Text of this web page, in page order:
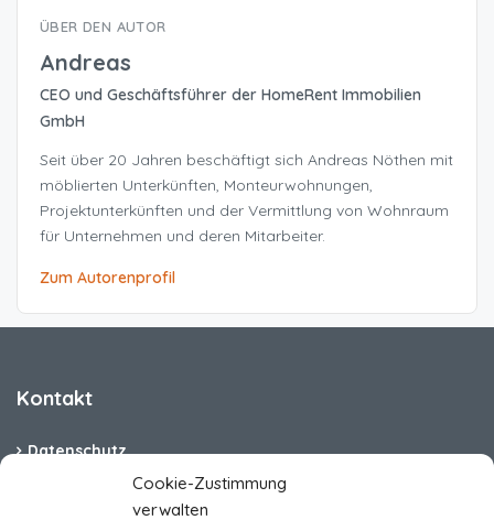
Cookie-Zustimmung
verwalten
ÜBER DEN AUTOR
Andreas
CEO und Geschäftsführer der HomeRent Immobilien
GmbH
Seit über 20 Jahren beschäftigt sich Andreas Nöthen mit
möblierten Unterkünften, Monteurwohnungen,
Projektunterkünften und der Vermittlung von Wohnraum
für Unternehmen und deren Mitarbeiter.
Zum Autorenprofil
Kontakt
Datenschutz
Cookie-Richtlinie (EU)